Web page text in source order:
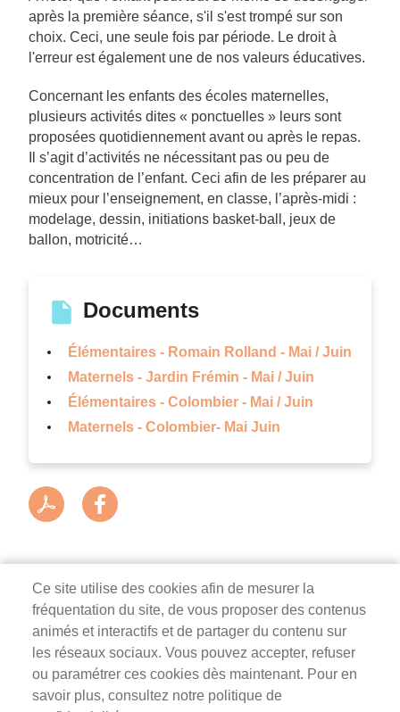
après la première séance, s'il s'est trompé sur son
choix. Ceci, une seule fois par période. Le droit à
l'erreur est également une de nos valeurs éducatives.
Concernant les enfants des écoles maternelles,
plusieurs activités dites « ponctuelles » leurs sont
proposées quotidiennement avant ou après le repas.
Il s’agit d’activités ne nécessitant pas ou peu de
concentration de l’enfant. Ceci afin de les préparer au
mieux pour l’enseignement, en classe, l’après-midi :
modelage, dessin, initiations basket-ball, jeux de
ballon, motricité…
Documents
Élémentaires - Romain Rolland - Mai / Juin
Maternels - Jardin Frémin - Mai / Juin
Élémentaires - Colombier - Mai / Juin
Maternels - Colombier- Mai Juin
Ce site utilise des cookies afin de mesurer la
fréquentation du site, de vous proposer des contenus
animés et interactifs et de partager du contenu sur
les réseaux sociaux. Vous pouvez accepter, refuser
ou paramétrer ces cookies dès maintenant. Pour en
savoir plus, consultez notre politique de
Mairie de Survilliers
3 rue de la Liberté
95470 Survilliers